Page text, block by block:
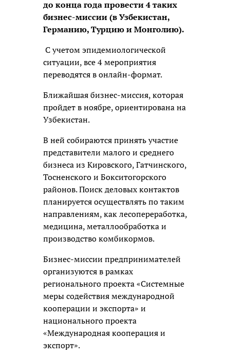
до конца года провести 4 таких
бизнес-миссии (в Узбекистан,
Германию, Турцию и Монголию).
С учетом эпидемиологической
ситуации, все 4 мероприятия
переводятся в онлайн-формат.
Ближайшая бизнес-миссия, которая
пройдет в ноябре, ориентирована на
Узбекистан.
В ней собираются принять участие
представители малого и среднего
бизнеса из Кировского, Гатчинского,
Тосненского и Бокситогорского
районов. Поиск деловых контактов
планируется осуществлять по таким
направлениям, как лесопереработка,
медицина, металлообработка и
производство комбикормов.
Бизнес-миссии предпринимателей
организуются в рамках
регионального проекта «Системные
меры содействия международной
кооперации и экспорта» и
национального проекта
«Международная кооперация и
экспорт».